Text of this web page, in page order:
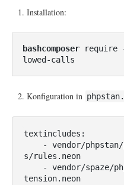
Installation:
bashcomposer require
lowed-calls
Konfiguration in
textincludes:
s/rules.neon
tension.neon